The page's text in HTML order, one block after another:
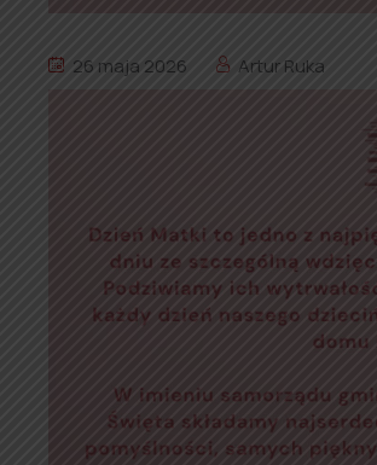
26 maja 2026 Artur Ruka